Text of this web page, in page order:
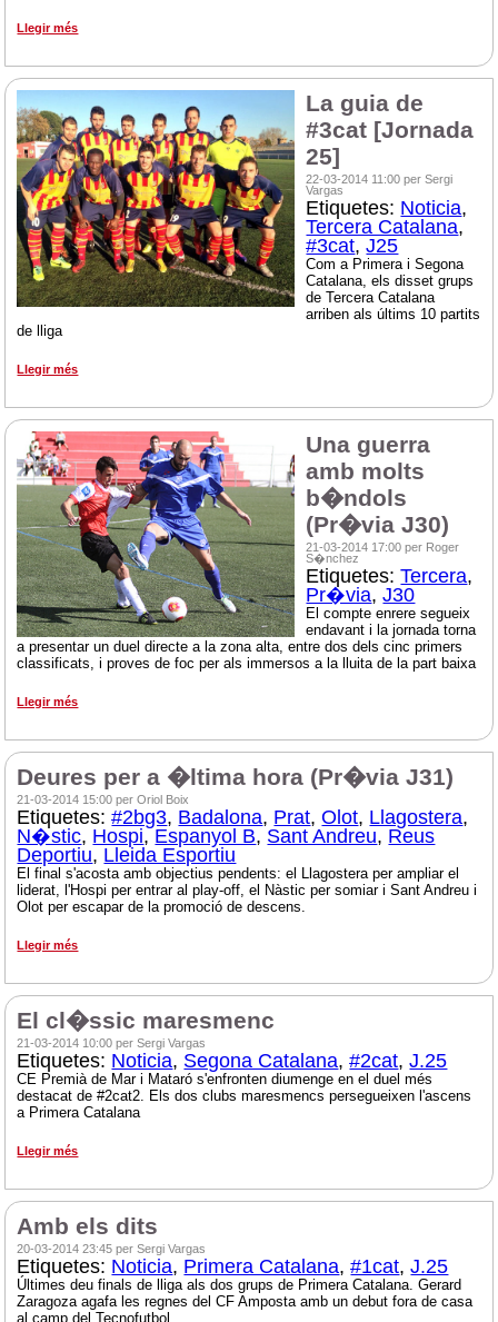
Llegir més
La guia de
#3cat [Jornada
25]
22-03-2014 11:00 per Sergi
Vargas
Etiquetes: Noticia,
Tercera Catalana,
#3cat,J25
Com a Primera i Segona
Catalana, els disset grups
de Tercera Catalana
arriben als últims 10 partits
de lliga
Llegir més
Una guerra
amb molts
b�ndols
(Pr�via J30)
21-03-2014 17:00 per Roger
S�nchez
Etiquetes:Tercera,
Pr�via,J30
El compte enrere segueix
endavant i la jornada torna
a presentar un duel directe a la zona alta, entre dos dels cinc primers
classificats, i proves de foc per als immersos a la lluita de la part baixa
Llegir més
Deures per a �ltima hora (Pr�via J31)
21-03-2014 15:00 per Oriol Boix
Etiquetes:#2bg3, Badalona, Prat,Olot, Llagostera,
N�stic, Hospi, Espanyol B, Sant Andreu, Reus
Deportiu, Lleida Esportiu
El final s'acosta amb objectius pendents: el Llagostera per ampliar el
liderat, l'Hospi per entrar al play-off, el Nàstic per somiar i Sant Andreu i
Olot per escapar de la promoció de descens.
Llegir més
El cl�ssic maresmenc
21-03-2014 10:00 per Sergi Vargas
Etiquetes: Noticia, Segona Catalana,#2cat,J.25
CE Premià de Mar i Mataró s'enfronten diumenge en el duel més
destacat de #2cat2. Els dos clubs maresmencs persegueixen l'ascens
a Primera Catalana
Llegir més
Amb els dits
20-03-2014 23:45 per Sergi Vargas
Etiquetes: Noticia, Primera Catalana,#1cat,J.25
Últimes deu finals de lliga als dos grups de Primera Catalana. Gerard
Zaragoza agafa les regnes del CF Amposta amb un debut fora de casa
al camp del Tecnofutbol